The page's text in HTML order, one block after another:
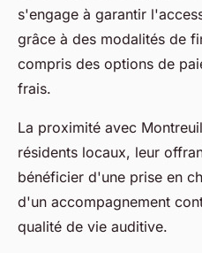
s'engage à garantir
grâce à des modalités de
compris des options de
frais.
La proximité avec
résidents locaux, leur
bénéficier d'une prise en
d'un accompagnement
qualité de vie auditive.